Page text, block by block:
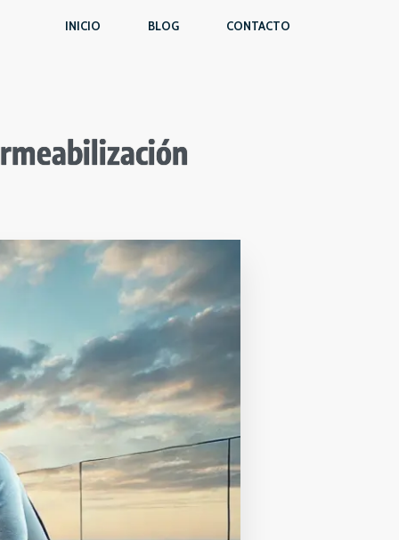
INICIO BLOG CONTACTO